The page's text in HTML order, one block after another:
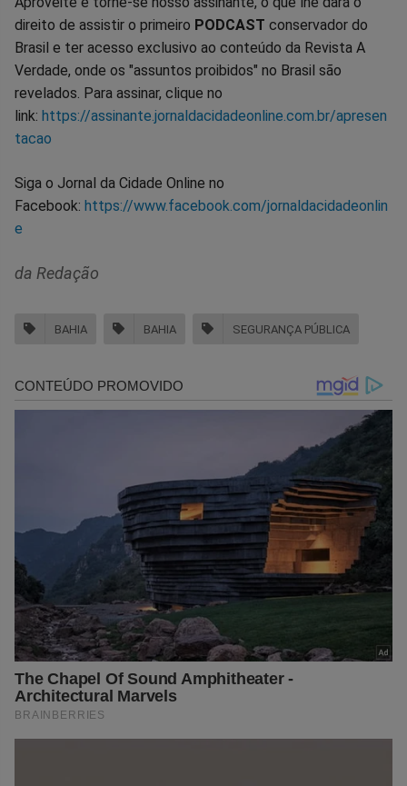
direito de assistir o primeiro PODCAST conservador do
Brasil e ter acesso exclusivo ao conteúdo da Revista A
Verdade, onde os "assuntos proibidos" no Brasil são
revelados. Para assinar, clique no
link: https://assinante.jornaldacidadeonline.com.br/apresen
tacao
Siga o Jornal da Cidade Online no
Facebook: https://www.facebook.com/jornaldacidadeonlin
e
da Redação
BAHIA BAHIA SEGURANÇA PÚBLICA